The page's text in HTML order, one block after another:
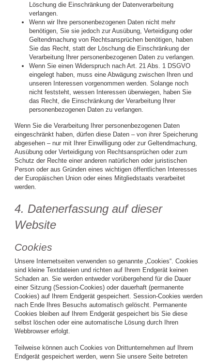
Löschung die Einschränkung der Datenverarbeitung
verlangen.
Wenn wir Ihre personenbezogenen Daten nicht mehr
benötigen, Sie sie jedoch zur Ausübung, Verteidigung oder
Geltendmachung von Rechtsansprüchen benötigen, haben
Sie das Recht, statt der Löschung die Einschränkung der
Verarbeitung Ihrer personenbezogenen Daten zu verlangen.
Wenn Sie einen Widerspruch nach Art. 21 Abs. 1 DSGVO
eingelegt haben, muss eine Abwägung zwischen Ihren und
unseren Interessen vorgenommen werden. Solange noch
nicht feststeht, wessen Interessen überwiegen, haben Sie
das Recht, die Einschränkung der Verarbeitung Ihrer
personenbezogenen Daten zu verlangen.
Wenn Sie die Verarbeitung Ihrer personenbezogenen Daten
eingeschränkt haben, dürfen diese Daten – von ihrer Speicherung
abgesehen – nur mit Ihrer Einwilligung oder zur Geltendmachung,
Ausübung oder Verteidigung von Rechtsansprüchen oder zum
Schutz der Rechte einer anderen natürlichen oder juristischen
Person oder aus Gründen eines wichtigen öffentlichen Interesses
der Europäischen Union oder eines Mitgliedstaats verarbeitet
werden.
4. Datenerfassung auf dieser
Website
Cookies
Unsere Internetseiten verwenden so genannte „Cookies“. Cookies
sind kleine Textdateien und richten auf Ihrem Endgerät keinen
Schaden an. Sie werden entweder vorübergehend für die Dauer
einer Sitzung (Session-Cookies) oder dauerhaft (permanente
Cookies) auf Ihrem Endgerät gespeichert. Session-Cookies werden
nach Ende Ihres Besuchs automatisch gelöscht. Permanente
Cookies bleiben auf Ihrem Endgerät gespeichert bis Sie diese
selbst löschen oder eine automatische Lösung durch Ihren
Webbrowser erfolgt.
Teilweise können auch Cookies von Drittunternehmen auf Ihrem
Endgerät gespeichert werden, wenn Sie unsere Seite betreten